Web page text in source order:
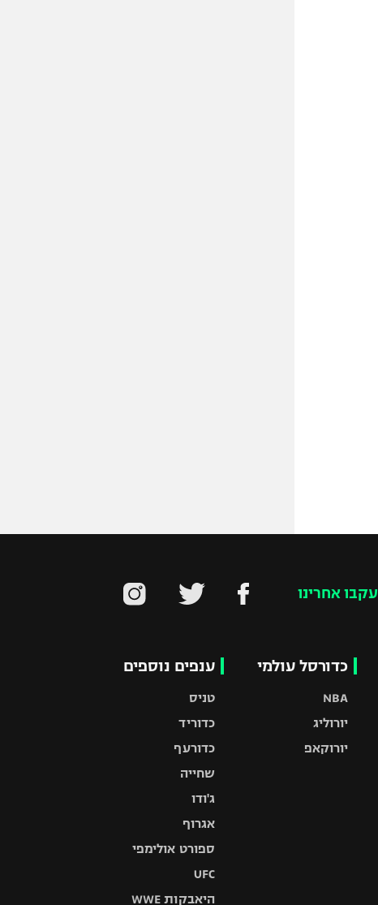
עקבו אחרינו
כדורסל עולמי
NBA
יורוליג
יורוקאפ
ענפים נוספים
טניס
כדוריד
כדורעף
שחייה
ג'ודו
אגרוף
ספורט אולימפי
UFC
היאבקות WWE